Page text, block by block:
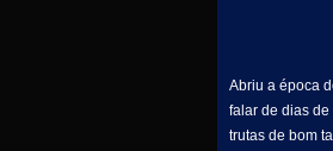
Abriu a época
falar de dias
trutas de bom